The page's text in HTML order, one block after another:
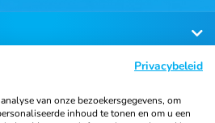
Privacybeleid
van onze bezoekersgegevens, om
inhoud te tonen en om u een